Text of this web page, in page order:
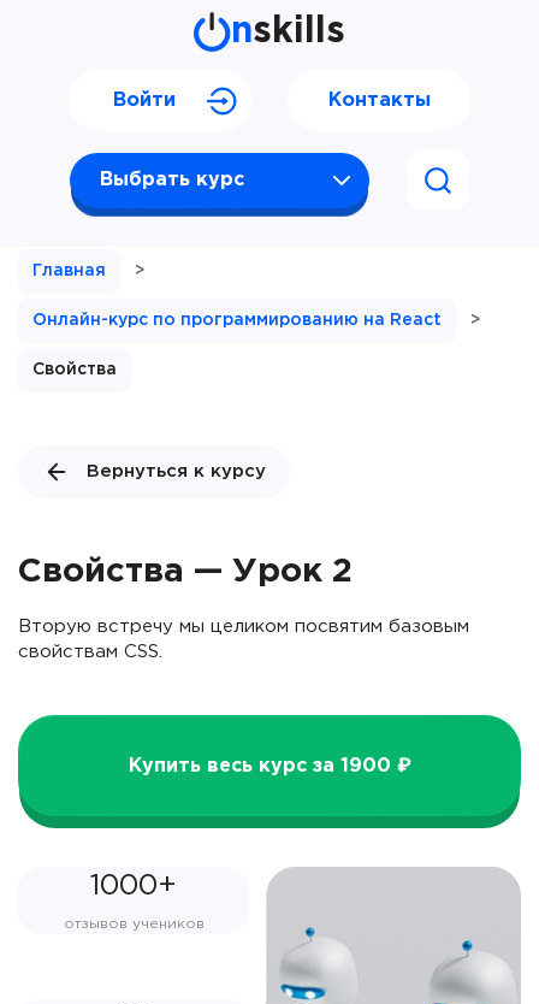
nskills
Выбрать курс
Войти Контакты
Главная >
Онлайн-курс по программированию на React >
Свойства
Вернуться к курсу
Свойства — Урок 2
Вторую встречу мы целиком посвятим базовым
свойствам CSS.
Купить весь курс за 1900 ₽
1000+
отзывов учеников